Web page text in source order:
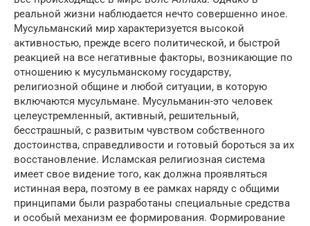
реальной жизни наблюдается нечто совершенно иное.
Мусульманский мир характеризуется высокой
активностью, прежде всего политической, и быстрой
реакцией на все негативные факторы, возникающие по
отношению к мусульманскому государству,
религиозной общине и любой ситуации, в которую
включаются мусульмане. Мусульманин-это человек
целеустремленный, активный, решительный,
бесстрашный, с развитым чувством собственного
достоинства, справедливости и готовый бороться за их
восстановление. Исламская религиозная система
имеет свое видение того, как должна проявляться
истинная вера, поэтому в ее рамках наряду с общими
принципами были разработаны специальные средства
и особый механизм ее формирования. Формирование